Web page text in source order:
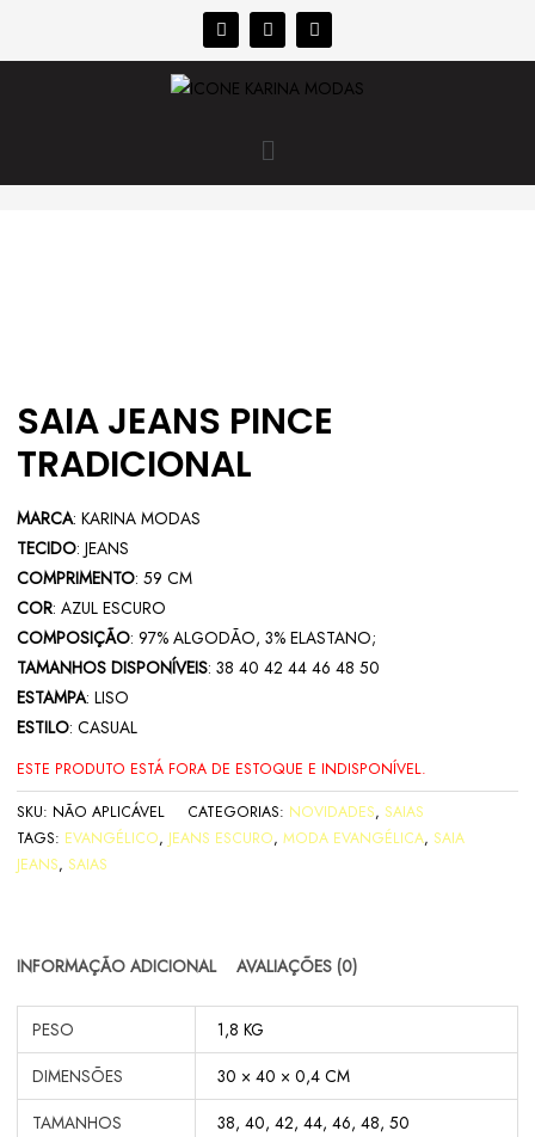
SAIA JEANS PINCE
TRADICIONAL
MARCA: KARINA MODAS
TECIDO: JEANS
COMPRIMENTO: 59 CM
COR: AZUL ESCURO
COMPOSIÇÃO: 97% ALGODÃO, 3% ELASTANO;
TAMANHOS DISPONÍVEIS: 38 40 42 44 46 48 50
ESTAMPA: LISO
ESTILO: CASUAL
ESTE PRODUTO ESTÁ FORA DE ESTOQUE E INDISPONÍVEL.
SKU: NÃO APLICÁVEL CATEGORIAS: NOVIDADES, SAIAS
TAGS: EVANGÉLICO, JEANS ESCURO, MODA EVANGÉLICA, SAIA
JEANS, SAIAS
INFORMAÇÃO ADICIONAL AVALIAÇÕES (0)
PESO
1,8 KG
DIMENSÕES
30 × 40 × 0,4 CM
TAMANHOS
38, 40, 42, 44, 46, 48, 50